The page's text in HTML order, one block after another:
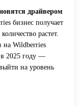
драйвером
бизнес получает
растет.
на Wildberries
в 2025 году —
на уровень